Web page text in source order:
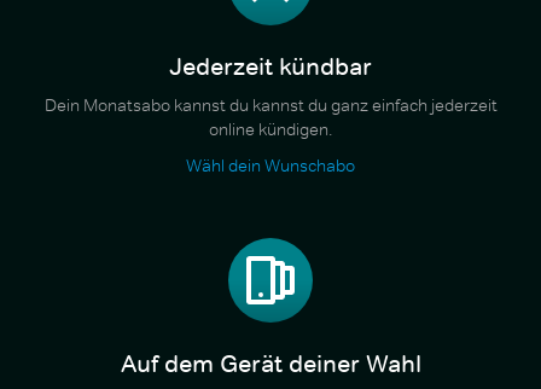
Jederzeit kündbar
Dein Monatsabo kannst du kannst du ganz einfach jederzeit
online kündigen.
Wähl dein Wunschabo
Auf dem Gerät deiner Wahl